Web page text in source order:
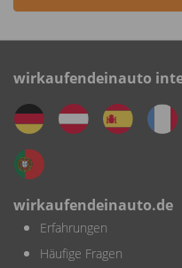
wirkaufendeinauto
wirkaufendeinauto.de
Erfahrungen
Häufige Fragen